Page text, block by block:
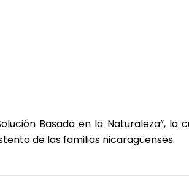
Basada en la Naturaleza”, la
de las familias nicaragüenses.